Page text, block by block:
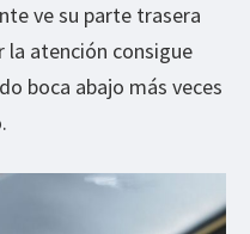
ve su parte trasera
la atención consigue
boca abajo más veces